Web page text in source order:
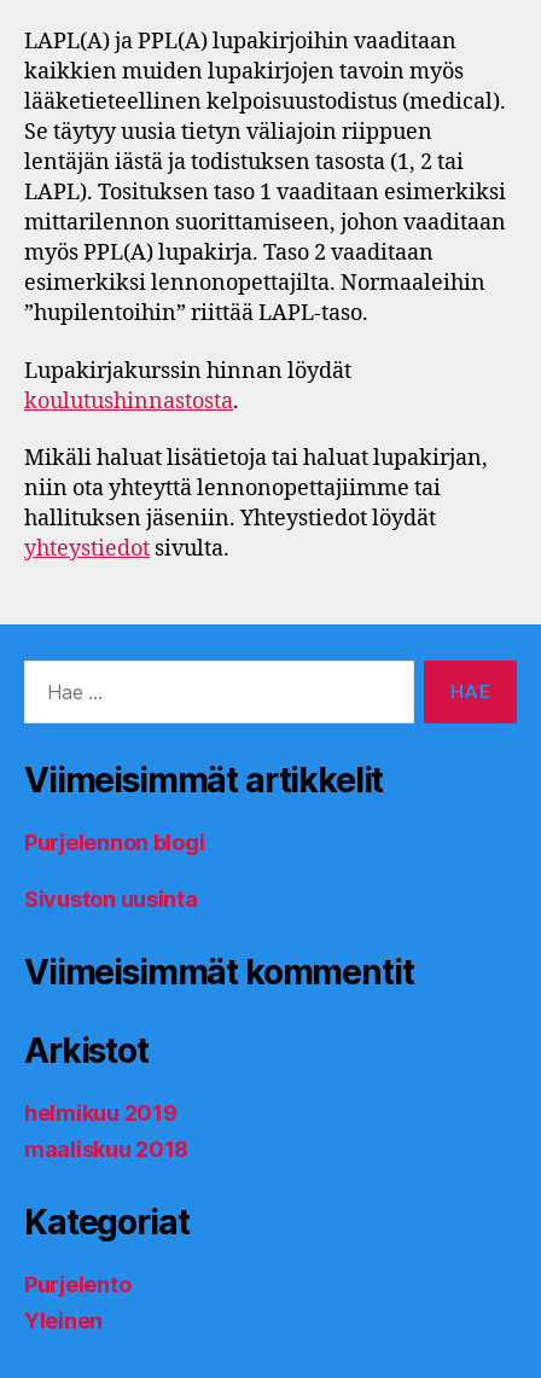
LAPL(A) ja PPL(A) lupakirjoihin vaaditaan
kaikkien muiden lupakirjojen tavoin myös
lääketieteellinen kelpoisuustodistus (medical).
Se täytyy uusia tietyn väliajoin riippuen
lentäjän iästä ja todistuksen tasosta (1, 2 tai
LAPL). Tosituksen taso 1 vaaditaan esimerkiksi
mittarilennon suorittamiseen, johon vaaditaan
myös PPL(A) lupakirja. Taso 2 vaaditaan
esimerkiksi lennonopettajilta. Normaaleihin
”hupilentoihin” riittää LAPL-taso.
Lupakirjakurssin hinnan löydät
koulutushinnastosta.
Mikäli haluat lisätietoja tai haluat lupakirjan,
niin ota yhteyttä lennonopettajiimme tai
hallituksen jäseniin. Yhteystiedot löydät
yhteystiedot sivulta.
Viimeisimmät artikkelit
Purjelennon blogi
Sivuston uusinta
Viimeisimmät kommentit
Arkistot
helmikuu 2019
maaliskuu 2018
Kategoriat
Purjelento
Yleinen